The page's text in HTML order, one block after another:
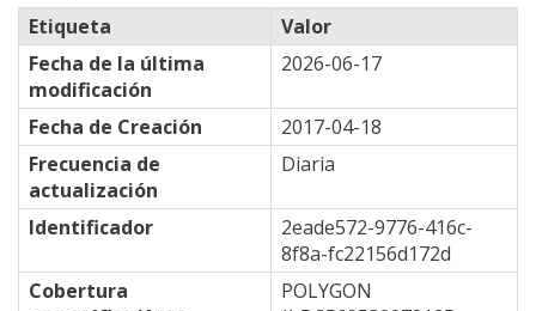
Etiqueta
Valor
Fecha de la última
modificación
2026-06-17
Fecha de Creación
2017-04-18
Frecuencia de
actualización
Diaria
Identificador
2eade572-9776-416c-
8f8a-fc22156d172d
Cobertura
POLYGON